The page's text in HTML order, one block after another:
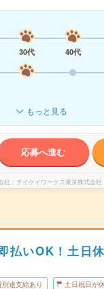
30代 40代
もっと見る
応募へ進む
社 テイケイワークス東京株式会社
払いOK！土日
別途支給あり 土日祝日が